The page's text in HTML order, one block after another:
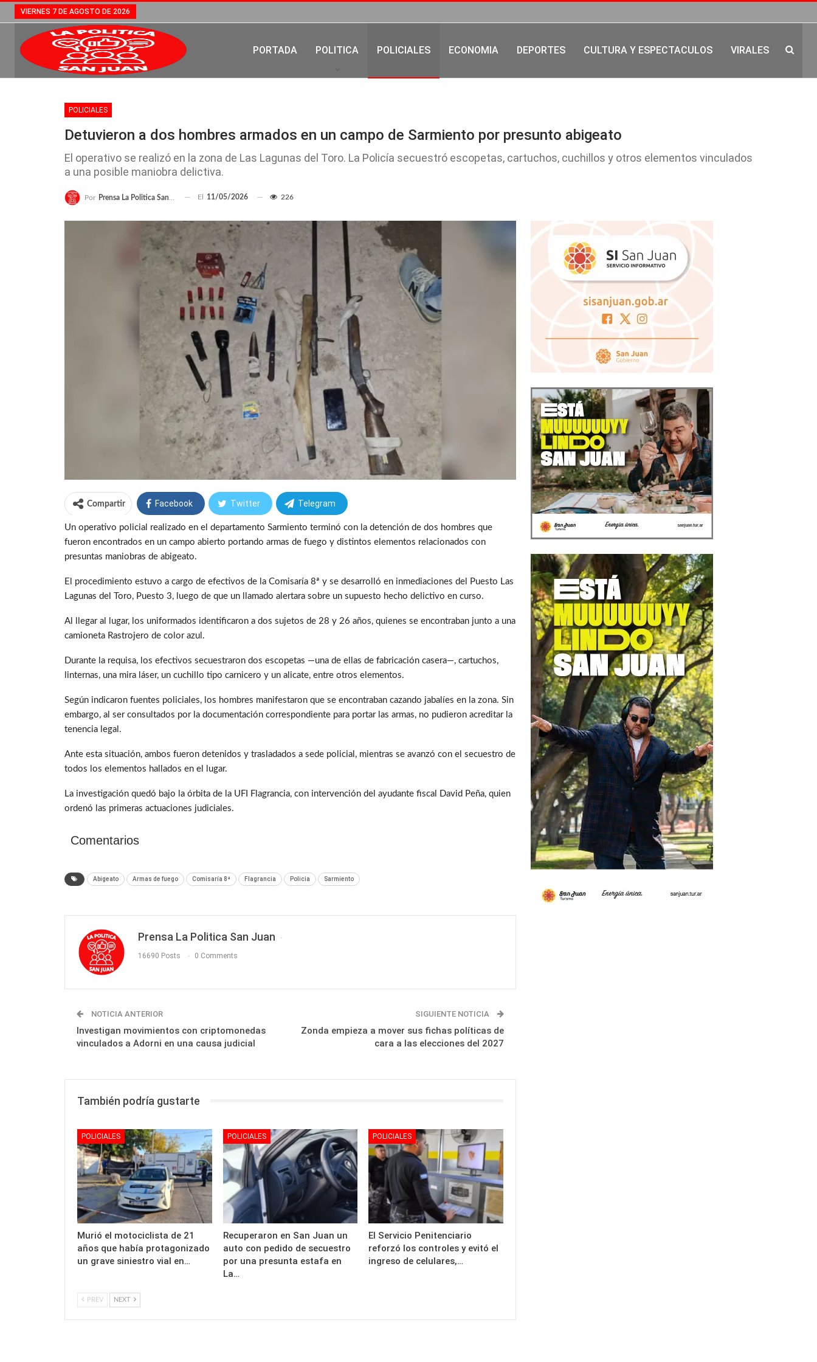
VIERNES 7 DE AGOSTO DE 2026
PORTADA POLITICA POLICIALES ECONOMIA DEPORTES CULTURA Y ESPECTACULOS VIRALES
POLICIALES
Detuvieron a dos hombres armados en un campo de Sarmiento por presunto abigeato
El operativo se realizó en la zona de Las Lagunas del Toro. La Policía secuestró escopetas, cartuchos, cuchillos y otros elementos vinculados
a una posible maniobra delictiva.
Por Prensa La Politica San Juan El 11/05/2026 226
Compartir Facebook Twitter Telegram
Un operativo policial realizado en el departamento Sarmiento terminó con la detención de dos hombres que
fueron encontrados en un campo abierto portando armas de fuego y distintos elementos relacionados con
presuntas maniobras de abigeato.
El procedimiento estuvo a cargo de efectivos de la Comisaría 8ª y se desarrolló en inmediaciones del Puesto Las
Lagunas del Toro, Puesto 3, luego de que un llamado alertara sobre un supuesto hecho delictivo en curso.
Al llegar al lugar, los uniformados identificaron a dos sujetos de 28 y 26 años, quienes se encontraban junto a una
camioneta Rastrojero de color azul.
Durante la requisa, los efectivos secuestraron dos escopetas —una de ellas de fabricación casera—, cartuchos,
linternas, una mira láser, un cuchillo tipo carnicero y un alicate, entre otros elementos.
Según indicaron fuentes policiales, los hombres manifestaron que se encontraban cazando jabalíes en la zona. Sin
embargo, al ser consultados por la documentación correspondiente para portar las armas, no pudieron acreditar la
tenencia legal.
Ante esta situación, ambos fueron detenidos y trasladados a sede policial, mientras se avanzó con el secuestro de
todos los elementos hallados en el lugar.
La investigación quedó bajo la órbita de la UFI Flagrancia, con intervención del ayudante fiscal David Peña, quien
ordenó las primeras actuaciones judiciales.
Comentarios
Abigeato Armas de fuego Comisaría 8ª Flagrancia Policia Sarmiento
Prensa La Politica San Juan
16690 Posts 0 Comments
NOTICIA ANTERIOR
Investigan movimientos con criptomonedas
vinculados a Adorni en una causa judicial
SIGUIENTE NOTICIA
Zonda empieza a mover sus fichas políticas de
cara a las elecciones del 2027
También podría gustarte
POLICIALES
Murió el motociclista de 21
años que había protagonizado
un grave siniestro vial en…
POLICIALES
Recuperaron en San Juan un
auto con pedido de secuestro
por una presunta estafa en
La…
POLICIALES
El Servicio Penitenciario
reforzó los controles y evitó el
ingreso de celulares,…
PREV NEXT